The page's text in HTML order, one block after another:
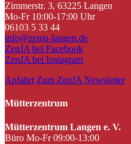
Zimmerstr. 3, 63225 Langen
Mo-Fr 10:00-17:00 Uhr
06103 5 33 44
info@zenja-langen.de
ZenJA bei Facebook
ZenJA bei Instagram
Anfahrt Zum ZenJA Newsletter
Mütterzentrum
Mütterzentrum Langen e. V.
Büro Mo-Fr 09:00-13:00